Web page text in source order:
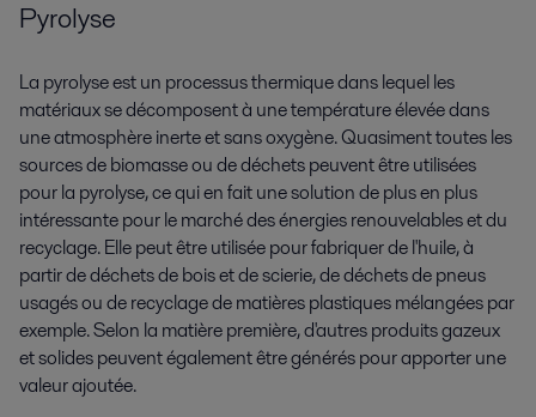
Pyrolyse
La pyrolyse est un processus thermique dans lequel les
matériaux se décomposent à une température élevée dans
une atmosphère inerte et sans oxygène. Quasiment toutes les
sources de biomasse ou de déchets peuvent être utilisées
pour la pyrolyse, ce qui en fait une solution de plus en plus
intéressante pour le marché des énergies renouvelables et du
recyclage. Elle peut être utilisée pour fabriquer de l'huile, à
partir de déchets de bois et de scierie, de déchets de pneus
usagés ou de recyclage de matières plastiques mélangées par
exemple. Selon la matière première, d'autres produits gazeux
et solides peuvent également être générés pour apporter une
valeur ajoutée.